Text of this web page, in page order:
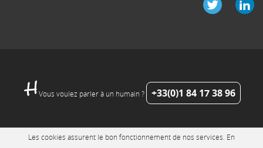
Vous voulez parler à un humain ? +33(0)1 84 17 38 96
Les cookies assurent le bon fonctionnement de nos services. En